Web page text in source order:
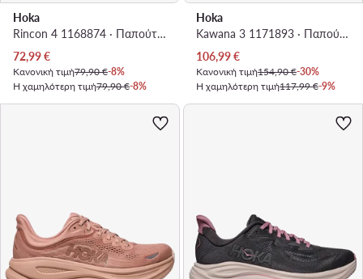
Hoka
Rincon 4 1168874 · Παπούτσια για Τρέξιμο
Τρέχουσα τιμή
72,99€
Κανονική τιμή79,90 €-8%
Η χαμηλότερη τιμή79,90 €-8%
Hoka
Kawana 3 1171893 · Παπούτσια για Τρέξιμο
Τρέχουσα τιμή
106,99€
Κανονική τιμή154,90 €-30%
Η χαμηλότερη τιμή117,99 €-9%